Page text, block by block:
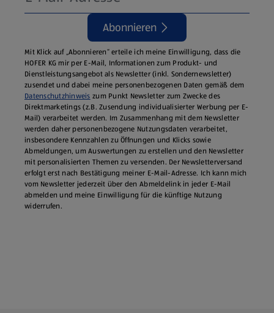
Abonnieren
Mit Klick auf „Abonnieren“ erteile ich meine Einwilligung, dass die
HOFER KG mir per E-Mail, Informationen zum Produkt- und
Dienstleistungsangebot als Newsletter (inkl. Sondernewsletter)
zusendet und dabei meine personenbezogenen Daten gemäß dem
Datenschutzhinweis zum Punkt Newsletter zum Zwecke des
Direktmarketings (z.B. Zusendung individualisierter Werbung per E-
Mail) verarbeitet werden. Im Zusammenhang mit dem Newsletter
werden daher personenbezogene Nutzungsdaten verarbeitet,
insbesondere Kennzahlen zu Öffnungen und Klicks sowie
Abmeldungen, um Auswertungen zu erstellen und den Newsletter
mit personalisierten Themen zu versenden. Der Newsletterversand
erfolgt erst nach Bestätigung meiner E-Mail-Adresse. Ich kann mich
vom Newsletter jederzeit über den Abmeldelink in jeder E‑Mail
abmelden und meine Einwilligung für die künftige Nutzung
widerrufen.